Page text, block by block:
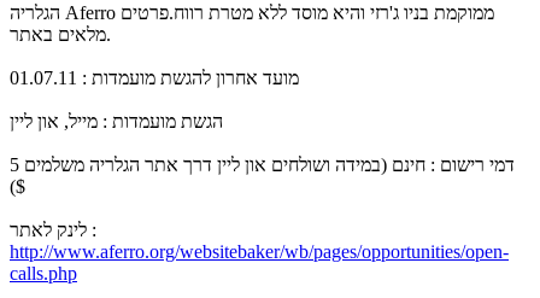
הגלריה Aferro ממוקמת בניו ג'רזי והיא מוסד ללא מטרת רווח.פרטים
מלאים באתר.
מועד אחרון להגשת מועמדות : 01.07.11
הגשת מועמדות : מייל, און ליין
דמי רישום : חינם (במידה ושולחים און ליין דרך אתר הגלריה משלמים 5
$)
לינק לאתר :
http://www.aferro.org/websitebaker/wb/pages/opportunities/open-
calls.php